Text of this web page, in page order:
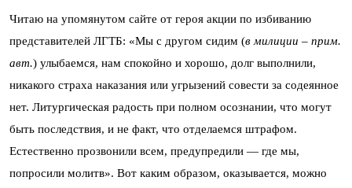
Читаю на упомянутом сайте от героя акции по избиванию
представителей ЛГТБ: «Мы с другом сидим (в милиции – прим.
авт.) улыбаемся, нам спокойно и хорошо, долг выполнили,
никакого страха наказания или угрызений совести за содеянное
нет. Литургическая радость при полном осознании, что могут
быть последствия, и не факт, что отделаемся штрафом.
Естественно прозвонили всем, предупредили — где мы,
попросили молитв». Вот каким образом, оказывается, можно